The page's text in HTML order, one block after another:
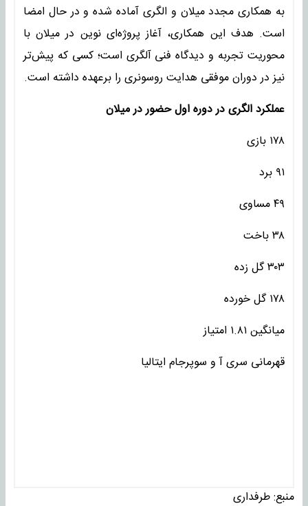
به همکاری مجدد میلان و الگری آماده شده و در حال امضا
است. هدف این همکاری، آغاز پروژه‌ای نوین در میلان با
محوریت تجربه و دیدگاه فنی آلگری است؛ کسی که پیش‌تر
نیز در دوران موفقی هدایت روسونری را برعهده داشته است.
عملکرد الگری در دوره اول حضور در میلان
۱۷۸ بازی
۹۱ برد
۴۹ مساوی
۳۸ باخت
۳۰۳ گل زده
۱۷۸ گل خورده
میانگین ۱.۸۱ امتیاز
قهرمانی سری آ و سوپرجام ایتالیا
منبع:طرفداری